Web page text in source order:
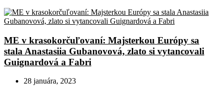
ME v krasokorčuľovaní: Majsterkou Európy sa
stala Anastasiia Gubanovová, zlato si vytancovali
Guignardová a Fabri
28 januára, 2023